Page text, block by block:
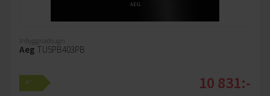
Inbyggnadsugn
Aeg TU5PB403PB
A+ 10 831:-